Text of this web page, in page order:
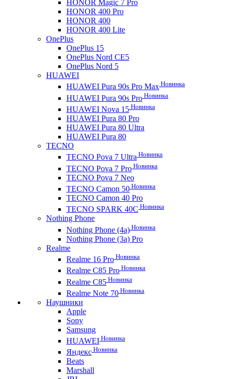
HONOR Magic 7 Pro
HONOR 400 Pro
HONOR 400
HONOR 400 Lite
OnePlus
OnePlus 15
OnePlus Nord CE5
OnePlus Nord 5
HUAWEI
HUAWEI Pura 90s Pro Max Новинка
HUAWEI Pura 90s Pro Новинка
HUAWEI Nova 15 Новинка
HUAWEI Pura 80 Pro
HUAWEI Pura 80 Ultra
HUAWEI Pura 80
TECNO
TECNO Pova 7 Ultra Новинка
TECNO Pova 7 Pro Новинка
TECNO Pova 7 Neo
TECNO Camon 50 Новинка
TECNO Camon 40 Pro
TECNO SPARK 40C Новинка
Nothing Phone
Nothing Phone (4a) Новинка
Nothing Phone (3a) Pro
Realme
Realme 16 Pro Новинка
Realme C85 Pro Новинка
Realme C85 Новинка
Realme Note 70 Новинка
Наушники
Apple
Sony
Samsung
HUAWEI Новинка
Яндекс Новинка
Beats
Marshall